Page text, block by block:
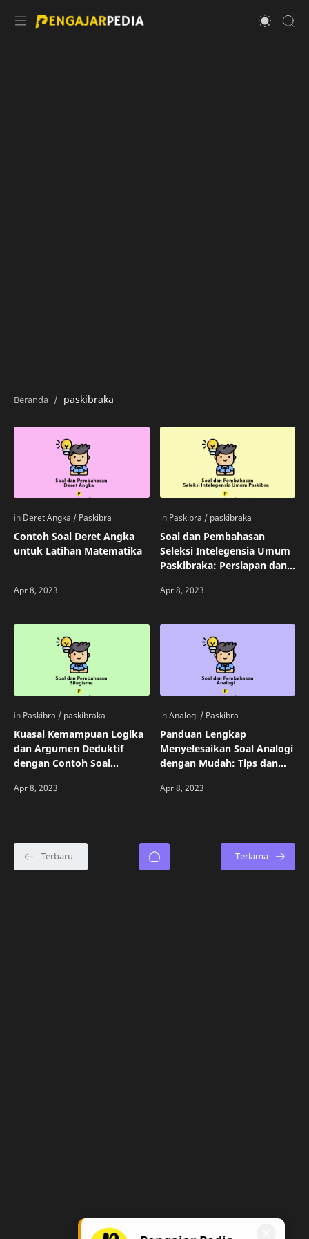
paskibraka
Contoh Soal Deret Angka
untuk Latihan Matematika
Soal dan Pembahasan
Seleksi Intelegensia Umum
Paskibraka: Persiapan dan
Kuasai Kemampuan Logika
dan Argumen Deduktif
dengan Contoh Soal
Menyelesaikannya
Panduan Lengkap
Menyelesaikan Soal Analogi
dengan Mudah: Tips dan